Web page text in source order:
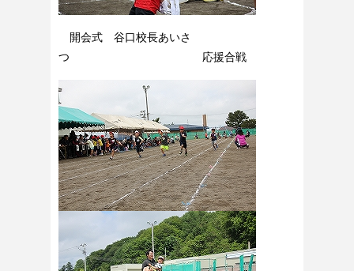
開会式 谷口校長あいさ
つ 応援合戦